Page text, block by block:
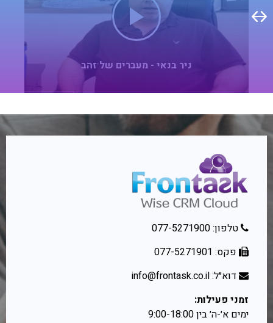
ניר בנאי - מעברים של זהב
טלפון: 077-5271900
פקס: 077-5271901
דוא״ל: info@frontask.co.il
זמני פעילות:
ימים א׳-ה׳ בין 9:00-18:00